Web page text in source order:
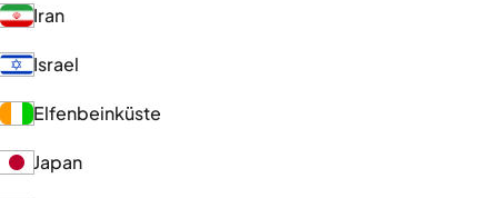
Iran
Israel
Elfenbeinküste
Japan